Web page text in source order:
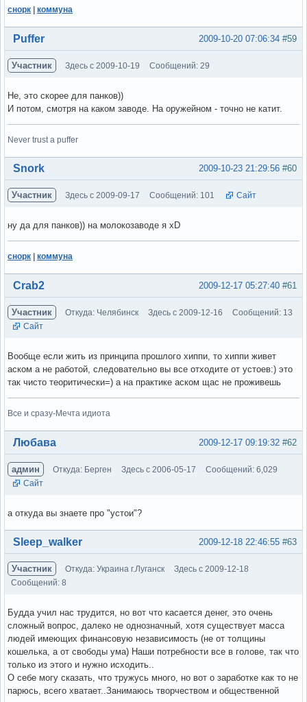
снорк | коммуна
Вне форума #59
2009-10-20 07:06:34
Puffer
Участник Здесь с 2009-10-19 Сообщений: 29
Не, это скорее для панков))
И потом, смотря на каком заводе. На оружейном - точно не катит.
Never trust a puffer
Вне форума #60
2009-10-23 21:29:56
Snork
Участник Здесь с 2009-09-17 Сообщений: 101 Сайт
ну да для панков)) на молокозаводе я xD
снорк коммуна
Вне форума #61
2009-12-17 05:27:40
Crab2
Участник Откуда: Челябинск Здесь с 2009-12-16
Сообщений: 13
Сайт
Вообще если жить из принципа прошлого хиппи, то хиппи живет
аском а не работой, следовательно вы все отходите от устоев:) это
так чисто теоритически=) а на практике аском щас не проживешь
Все и сразу-Мечта идиота
Вне форума #62
2009-12-17 09:19:32
Любава
админ Откуда: Берген Здесь с 2006-05-17
Сообщений: 6,029
Сайт
а откуда вы знаете про "устои"?
Вне форума #63
2009-12-18 22:46:55
Sleep_walker
Участник Откуда: Украина г.Луганск
Здесь с 2009-12-18
Сообщений: 8
Будда учил нас трудится, но вот что касается денег, это очень
сложный вопрос, далеко не однозначный, хотя существует масса
людей имеющих финансовую независимость (не от толщины
кошелька, а от свободы ума) Наши потребности все в голове, так что
только из этого и нужно исходить..
О себе могу сказать, что тружусь много, но вот о заработке как то не
парюсь, всего хватает..Занимаюсь творчеством и общественной